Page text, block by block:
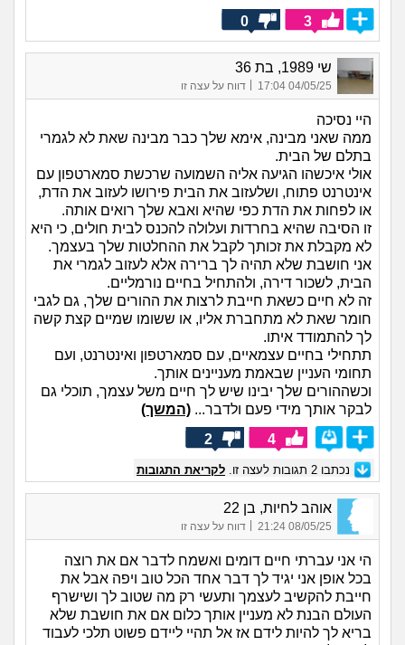
3
0
שי 1989, בת 36
04/05/25 17:04
| דווח על עצה זו
היי נסיכה
ממה שאני מבינה, אימא שלך כבר מבינה שאת לא לגמרי
בתלם של הבית.
אולי איכשהו הגיעה אליה השמועה שרכשת סמארטפון עם
אינטרנט פתוח, ושלעזוב את הבית פירושו לעזוב את הדת,
או לפחות את הדת כפי שהיא ואבא שלך רואים אותה.
זו הסיבה שהיא בחרדות ועלולה להכנס לבית חולים, כי היא
לא מקבלת את זכותך לקבל את ההחלטות שלך בעצמך.
אני חושבת שלא תהיה לך ברירה אלא לעזוב לגמרי את
הבית, לשכור דירה, ולהתחיל בחיים נורמליים.
זה לא חיים כשאת חייבת לרצות את ההורים שלך, גם לגבי
חומר שאת לא מתחברת אליו, או ששומו שמיים קצת קשה
לך להתמודד איתו.
תתחילי בחיים עצמאיים, עם סמארטפון ואינטרנט, ועם
תחומי העניין שבאמת מעניינים אותך.
וכשההורים שלך יבינו שיש לך חיים משל עצמך, תוכלי גם
לבקר אותך מידי פעם ולדבר... (המשך)
4
2
נכתבו 2 תגובות לעצה זו. לקריאת התגובות
אוהב לחיות, בן 22
08/05/25 21:24 דווח על עצה זו
הי אני עברתי חיים דומים ואשמח לדבר אם את רוצה
בכל אופן אני יגיד לך דבר אחד הכל טוב ויפה אבל את
חייבת להקשיב לעצמך ותעשי רק מה שטוב לך ושישרף
העולם הבנת לא מעניין אותך כלום אם את חושבת שלא
בריא לך להיות לידם אז אל תהיי ליידם פשוט תלכי לעבוד